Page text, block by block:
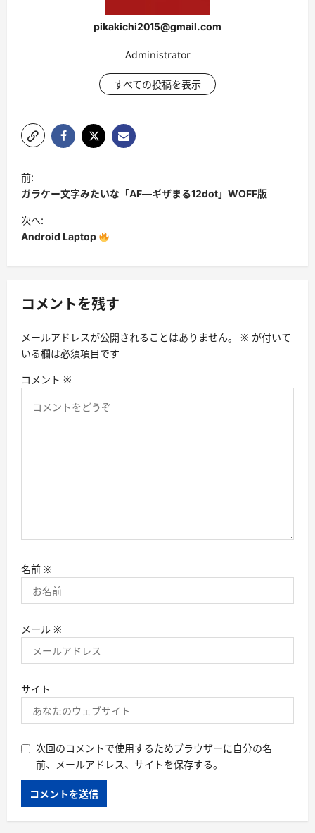
pikakichi2015@gmail.com
Administrator
すべての投稿を表示
投
稿
ナ
ビ
シ
ン
前:
ガラケー文字みたいな「AF―ギザまる12dot」WOFF版
次へ:
Android Laptop
コメントを残す
メールアドレスが公開されることはありません。 ※ が付いて
いる欄は必須項目です
コメント ※
名前 ※
メール ※
サイト
次回のコメントで使用するためブラウザーに自分の名
前、メールアドレス、サイトを保存する。